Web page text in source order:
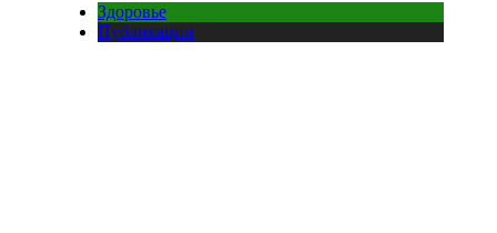
Здоровье
Публикации